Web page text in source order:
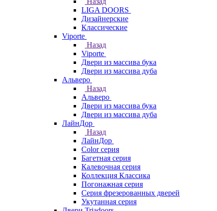
LIGA DOORS
Дизайнерские
Классические
Viporte
Назад
Viporte
Двери из массива бука
Двери из массива дуба
Альверо
Назад
Альверо
Двери из массива бука
Двери из массива дуба
ЛайнДор
Назад
ЛайнДор
Color серия
Багетная серия
Калевочная серия
Коллекция Классика
Погонажная серия
Серия фрезерованных дверей
Укутанная серия